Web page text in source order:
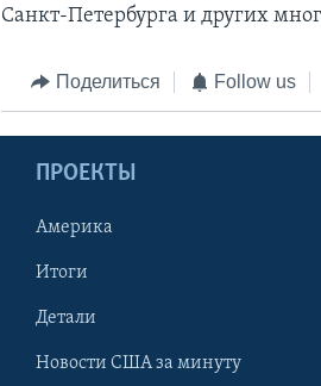
Санкт-Петербурга и других
Поделиться Follow us
ПРОЕКТЫ
Америка
Итоги
Детали
Новости США за минуту